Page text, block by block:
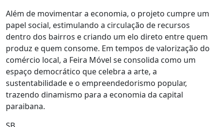
Além de movimentar a economia, o projeto cumpre um
papel social, estimulando a circulação de recursos
dentro dos bairros e criando um elo direto entre quem
produz e quem consome. Em tempos de valorização do
comércio local, a Feira Móvel se consolida como um
espaço democrático que celebra a arte, a
sustentabilidade e o empreendedorismo popular,
trazendo dinamismo para a economia da capital
paraibana.